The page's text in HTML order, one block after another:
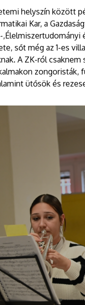
helyszín között
Kar, a
,Élelmiszertudományi
sőt még az 1-es
A ZK-ról
zongoristák,
ütősök és